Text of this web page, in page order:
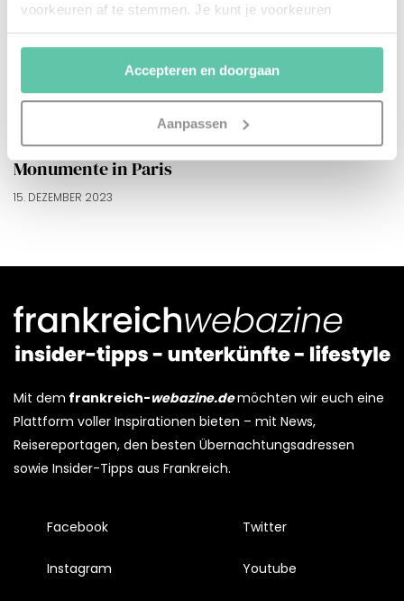
voorkeuren af te stemmen. Je kunt je voorkeuren
beheren via ‘Zelf instellen’. Klik je op ‘Accepteren en
Accepteren en doorgaan
Aanpassen
Im Freien: Statuen, Kunstwerke und
Monumente in Paris
15. DEZEMBER 2023
Mit dem frankreich-webazine.demöchten wir euch eine
Plattform voller Inspirationen bieten – mit News,
Reisereportagen, den besten Übernachtungsadressen
sowie Insider-Tipps aus Frankreich.
Facebook
Instagram
Twitter
Youtube